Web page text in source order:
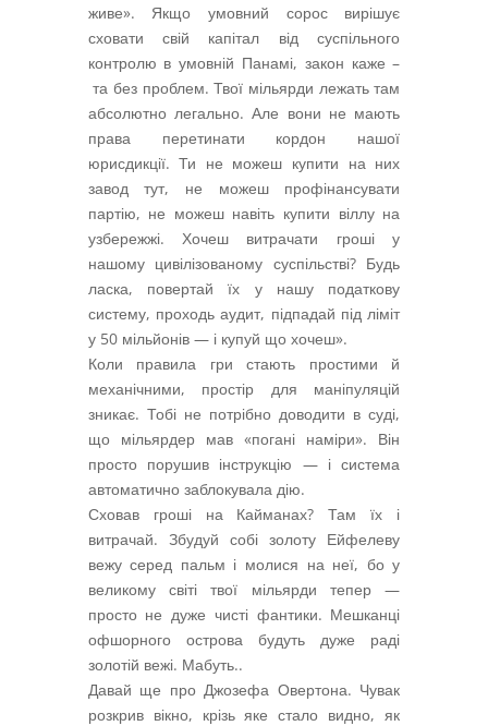
живе». Якщо умовний сорос вирішує
сховати свій капітал від суспільного
контролю в умовній Панамі, закон каже –
та без проблем. Твої мільярди лежать там
абсолютно легально. Але вони не мають
права перетинати кордон нашої
юрисдикції. Ти не можеш купити на них
завод тут, не можеш профінансувати
партію, не можеш навіть купити віллу на
узбережжі. Хочеш витрачати гроші у
нашому цивілізованому суспільстві? Будь
ласка, повертай їх у нашу податкову
систему, проходь аудит, підпадай під ліміт
у 50 мільйонів — і купуй що хочеш».
Коли правила гри стають простими й
механічними, простір для маніпуляцій
зникає. Тобі не потрібно доводити в суді,
що мільярдер мав «погані наміри». Він
просто порушив інструкцію — і система
автоматично заблокувала дію.
Сховав гроші на Кайманах? Там їх і
витрачай. Збудуй собі золоту Ейфелеву
вежу серед пальм і молися на неї, бо у
великому світі твої мільярди тепер —
просто не дуже чисті фантики. Мешканці
офшорного острова будуть дуже раді
золотій вежі. Мабуть..
Давай ще про Джозефа Овертона. Чувак
розкрив вікно, крізь яке стало видно, як